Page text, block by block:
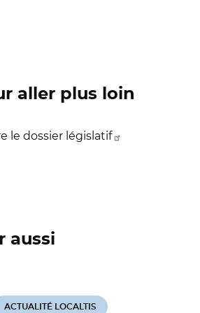
aller plus loin
le dossier législatif
aussi
ACTUALITÉ LOCALTIS